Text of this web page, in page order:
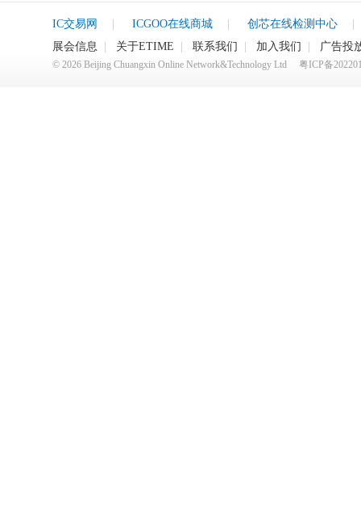
IC交易网 ICGOO在线商城 创芯在线检测中心
展会信息
关于ETIME 联系我们 加入我们 广告投
© 2026 Beijing Chuangxin Online Network&Technology Ltd 粤ICP备